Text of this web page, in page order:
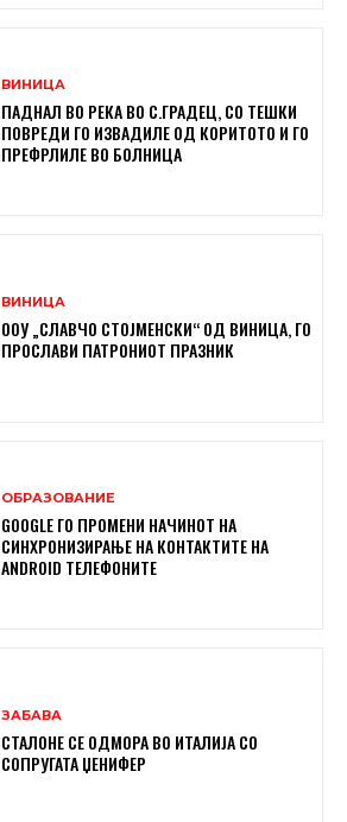
ВИНИЦА
ПАДНАЛ ВО РЕКА ВО С.ГРАДЕЦ, СО ТЕШКИ
ПОВРЕДИ ГО ИЗВАДИЛЕ ОД КОРИТОТО И ГО
ПРЕФРЛИЛЕ ВО БОЛНИЦА
ВИНИЦА
ООУ „СЛАВЧО СТОЈМЕНСКИ“ ОД ВИНИЦА, ГО
ПРОСЛАВИ ПАТРОНИОТ ПРАЗНИК
ОБРАЗОВАНИЕ
GOOGLE ГО ПРОМЕНИ НАЧИНОТ НА
СИНХРОНИЗИРАЊЕ НА КОНТАКТИТЕ НА
ANDROID ТЕЛЕФОНИТЕ
ЗАБАВА
СТАЛОНЕ СЕ ОДМОРА ВО ИТАЛИЈА СО
СОПРУГАТА ЏЕНИФЕР